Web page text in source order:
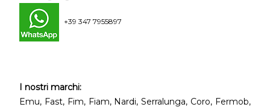
+39 347 7955897
I nostri marchi:
Emu, Fast, Fim, Fiam, Nardi, Serralunga, Coro, Fermob,